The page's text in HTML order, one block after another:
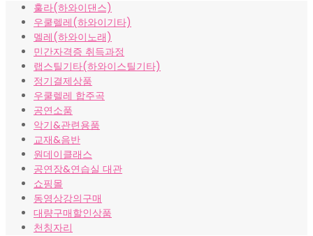
격:
₩10,000.
격:
₩8,000.
훌라(하와이댄스)
우쿨렐레(하와이기타)
멜레(하와이노래)
민간자격증 취득과정
랩스틸기타(하와이스틸기타)
정기결제상품
우쿨렐레 합주곡
공연소품
악기&관련용품
교재&음반
원데이클래스
공연장&연습실 대관
쇼핑몰
동영상강의구매
대량구매할인상품
천칭자리